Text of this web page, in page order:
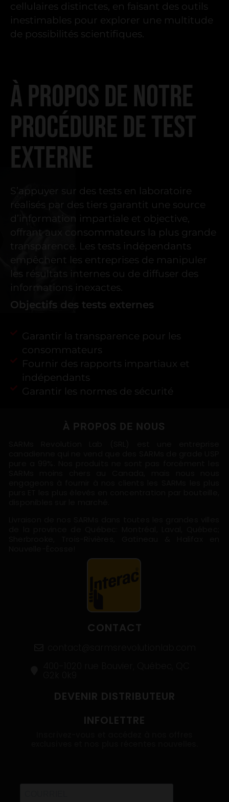
cellulaires distinctes, en faisant des outils
inestimables pour explorer une multitude
de possibilités scientifiques.
À PROPOS DE NOTRE
PROCÉDURE DE TEST
EXTERNE
S’appuyer sur des tests en laboratoire
réalisés par des tiers garantit une source
d’information impartiale et objective,
offrant aux consommateurs la plus grande
transparence. Les tests indépendants
empêchent les entreprises de manipuler
les résultats internes ou de diffuser des
informations inexactes.
Objectifs des tests externes
Garantir la transparence pour les
consommateurs
Fournir des rapports impartiaux et
indépendants
Garantir les normes de sécurité
À PROPOS DE NOUS
CONTACT
DEVENIR DISTRIBUTEUR
INFOLETTRE